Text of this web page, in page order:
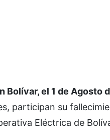
Bolívar, el 1 de Agosto
participan su
Eléctrica de